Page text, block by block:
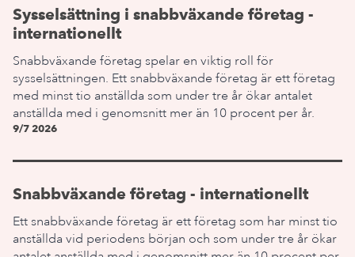
Sysselsättning i snabbväxande företag -
internationellt
Snabbväxande företag spelar en viktig roll för
sysselsättningen. Ett snabbväxande företag är ett företag
med minst tio anställda som under tre år ökar antalet
anställda med i genomsnitt mer än 10 procent per år.
9/7 2026
Snabbväxande företag - internationellt
Ett snabbväxande företag är ett företag som har minst tio
anställda vid periodens början och som under tre år ökar